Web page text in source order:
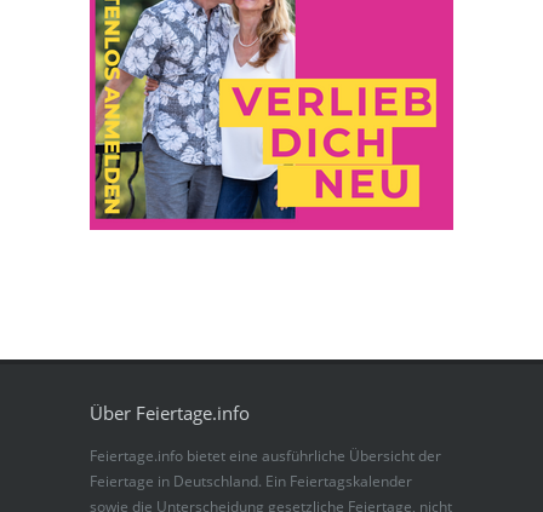
Über Feiertage.info
Feiertage.info bietet eine ausführliche Übersicht der
Feiertage in Deutschland. Ein Feiertagskalender
sowie die Unterscheidung gesetzliche Feiertage, nicht